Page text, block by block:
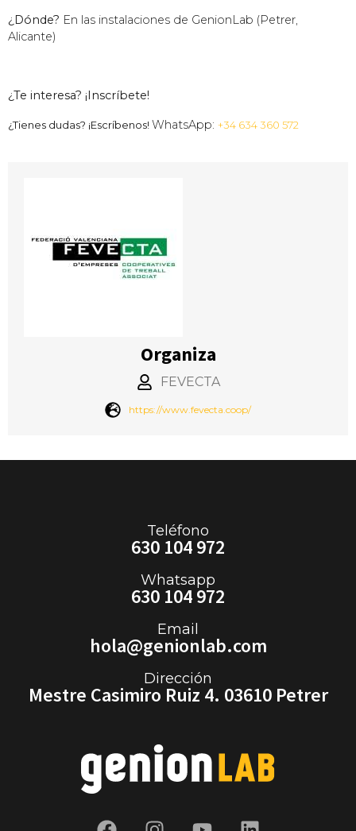
¿Dónde? En las instalaciones de GenionLab (Petrer,
Alicante)
¿Te interesa? ¡Inscríbete!
¿Tienes dudas? ¡Escríbenos! WhatsApp: +34 634 360 572
Organiza
FEVECTA
https://www.fevecta.coop/
Teléfono
630 104 972
Whatsapp
630 104 972
Email
hola@genionlab.com
Dirección
Mestre Casimiro Ruiz 4. 03610 Petrer